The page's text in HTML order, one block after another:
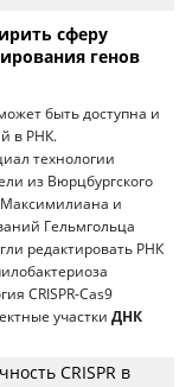
сферу
генов
быть доступна и
в РНК.
технологии
из Вюрцбургского
и
Гельмгольца
редактировать РНК
CRISPR-Cas9
участки ДНК
CRISPR в